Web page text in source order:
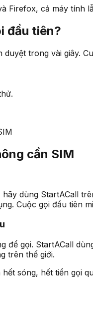
Firefox, cả máy tính
đầu tiên?
trong vài giây.
cần SIM
dùng StartACall
Cuộc gọi đầu tiên
để gọi. StartACall
trên thế giới.
sóng, hết tiền gọi